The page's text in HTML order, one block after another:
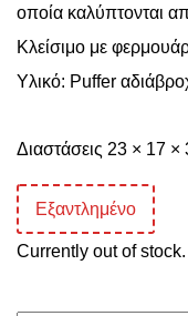
οποία καλύπτονται
Κλείσιμο με φερμουάρ
Υλικό: Puffer
Διαστάσεις 23 × 17 ×
Εξαντλημένο
Currently out of stock.